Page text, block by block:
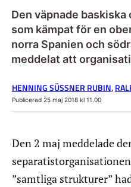
Den väpnade baskiska
som kämpat för en
norra Spanien och
meddelat att
HENNING SÜSSNER RUBIN,
Publicerad 25 maj 2018 kl 11.00
Den 2 maj meddelade
”samtliga strukturer”